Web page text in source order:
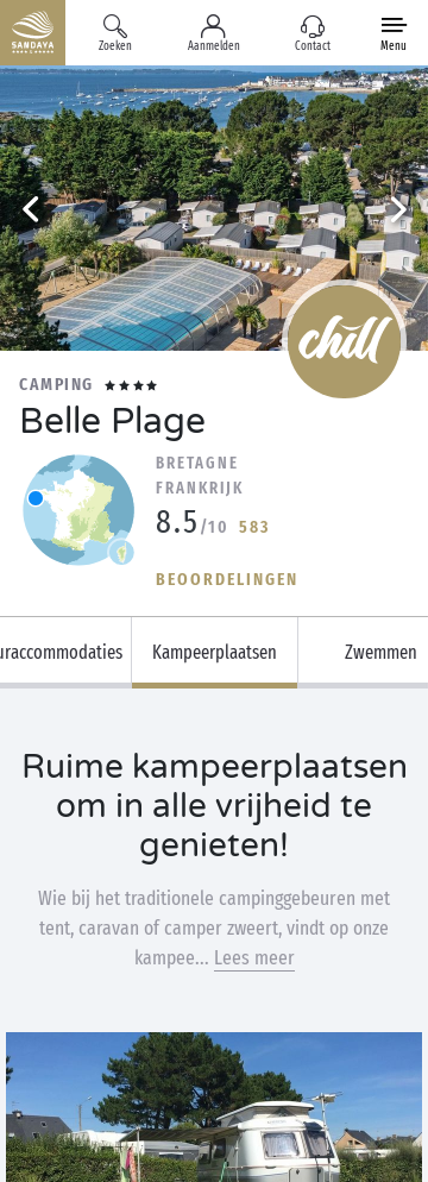
Zoeken Aanmelden Contact Menu
CAMPING
Belle Plage
BRETAGNE
FRANKRIJK
8.5 /10 583
BEOORDELINGEN
Kampeerplaatsen Zwemmen
Ruime kampeerplaatsen
om in alle vrijheid te
genieten!
Wie bij het traditionele campinggebeuren met
tent, caravan of camper zweert, vindt op onze
kampee... Lees meer